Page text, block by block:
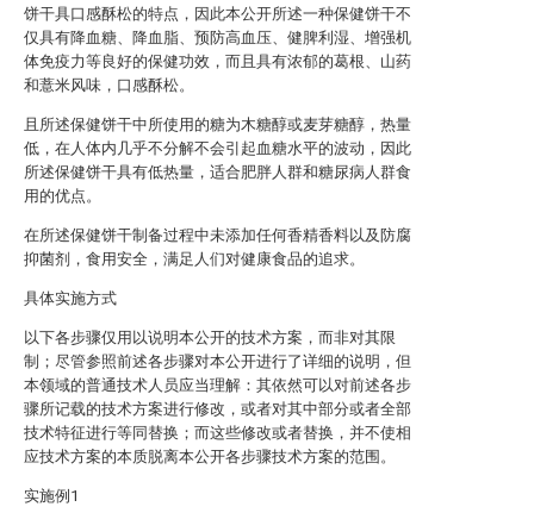
饼干具口感酥松的特点，因此本公开所述一种保健饼干不
仅具有降血糖、降血脂、预防高血压、健脾利湿、增强机
体免疫力等良好的保健功效，而且具有浓郁的葛根、山药
和薏米风味，口感酥松。
且所述保健饼干中所使用的糖为木糖醇或麦芽糖醇，热量
低，在人体内几乎不分解不会引起血糖水平的波动，因此
所述保健饼干具有低热量，适合肥胖人群和糖尿病人群食
用的优点。
在所述保健饼干制备过程中未添加任何香精香料以及防腐
抑菌剂，食用安全，满足人们对健康食品的追求。
具体实施方式
以下各步骤仅用以说明本公开的技术方案，而非对其限
制；尽管参照前述各步骤对本公开进行了详细的说明，但
本领域的普通技术人员应当理解：其依然可以对前述各步
骤所记载的技术方案进行修改，或者对其中部分或者全部
技术特征进行等同替换；而这些修改或者替换，并不使相
应技术方案的本质脱离本公开各步骤技术方案的范围。
实施例1